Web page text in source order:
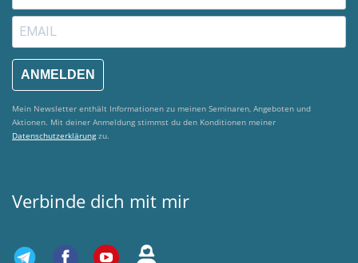
ANMELDEN
Mein Newsletter enthält Informationen zu meinen Seminaren, Angeboten und
Aktionen. Mit deiner Anmeldung stimmst du den Konditionen meiner
Datenschutzerklärungzu.
Verbinde dich mit mir